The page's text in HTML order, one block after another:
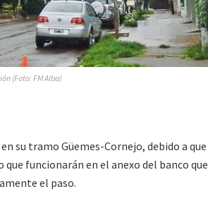
(Foto: FM Alba)
su tramo Güemes-Cornejo, debido a que
funcionarán en el anexo del banco que
el paso.